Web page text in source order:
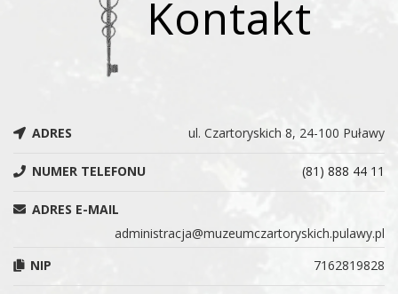
Kontakt
ADRES ul. Czartoryskich 8, 24-100 Puławy
NUMER TELEFONU (81) 888 44 11
ADRES E-MAIL
administracja@muzeumczartoryskich.pulawy.pl
NIP
7162819828